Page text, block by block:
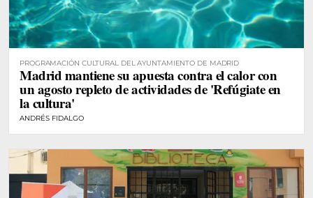
PROGRAMACIÓN CULTURAL DEL AYUNTAMIENTO DE MADRID
Madrid mantiene su apuesta contra el calor con
un agosto repleto de actividades de 'Refúgiate en
la cultura'
ANDRÉS FIDALGO